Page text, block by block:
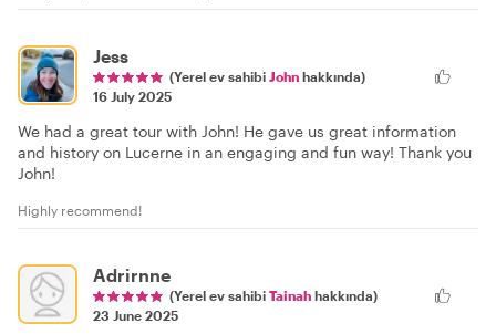
Jess
(Yerel ev sahibi John hakkında)
16 July 2025
We had a great tour with John! He gave us great information
and history on Lucerne in an engaging and fun way! Thank you
John!
Highly recommend!
Adrirnne
(Yerel ev sahibi Tainah hakkında)
23 June 2025